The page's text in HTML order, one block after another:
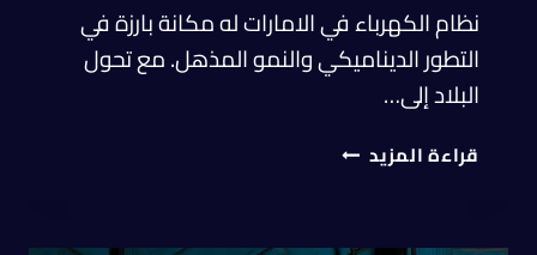
نظام الكهرباء في الامارات له مكانة بارزة في
التطور الديناميكي والنمو المذهل. مع تحول
البلاد إلى…
قراءة المزيد